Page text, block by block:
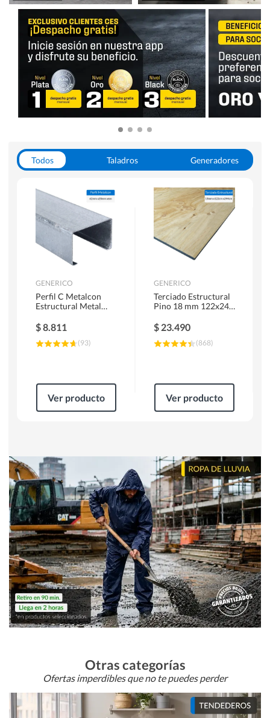
Todos Taladros
Generadores
Herramientas Manuales
Sierras Circulares
GENERICO
Perfil C Metalcon
Estructural Metal
$8.811
(93)
Ver producto
GENERICO
Terciado Estructural
Pino 18 mm 122x244
$ 23.490
(868)
Ver producto
Otras categorías
Ofertas imperdibles que no te puedes perder